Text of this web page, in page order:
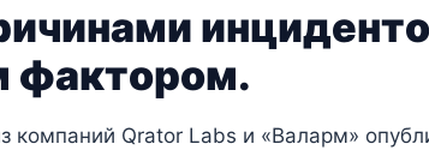
фактором.
компаний Qrator Labs и «Валарм»